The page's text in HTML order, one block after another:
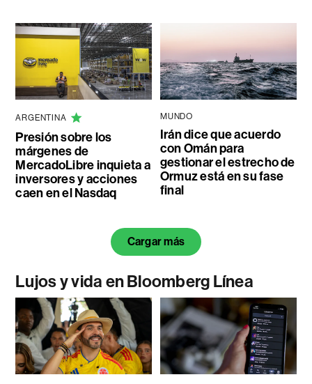
ARGENTINA
Presión sobre los
márgenes de
MercadoLibre inquieta a
inversores y acciones
caen en el Nasdaq
MUNDO
Irán dice que acuerdo
con Omán para
gestionar el estrecho de
Ormuz está en su fase
final
Cargar más
Lujos y vida en Bloomberg Línea